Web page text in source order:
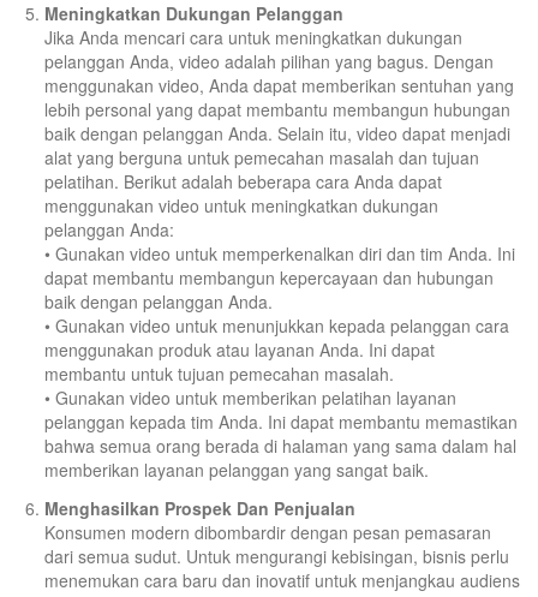
Meningkatkan Dukungan Pelanggan
Jika Anda mencari cara untuk meningkatkan dukungan
pelanggan Anda, video adalah pilihan yang bagus. Dengan
menggunakan video, Anda dapat memberikan sentuhan yang
lebih personal yang dapat membantu membangun hubungan
baik dengan pelanggan Anda. Selain itu, video dapat menjadi
alat yang berguna untuk pemecahan masalah dan tujuan
pelatihan. Berikut adalah beberapa cara Anda dapat
menggunakan video untuk meningkatkan dukungan
pelanggan Anda:
• Gunakan video untuk memperkenalkan diri dan tim Anda. Ini
dapat membantu membangun kepercayaan dan hubungan
baik dengan pelanggan Anda.
• Gunakan video untuk menunjukkan kepada pelanggan cara
menggunakan produk atau layanan Anda. Ini dapat
membantu untuk tujuan pemecahan masalah.
• Gunakan video untuk memberikan pelatihan layanan
pelanggan kepada tim Anda. Ini dapat membantu memastikan
bahwa semua orang berada di halaman yang sama dalam hal
memberikan layanan pelanggan yang sangat baik.
Menghasilkan Prospek Dan Penjualan
Konsumen modern dibombardir dengan pesan pemasaran
dari semua sudut. Untuk mengurangi kebisingan, bisnis perlu
menemukan cara baru dan inovatif untuk menjangkau audiens